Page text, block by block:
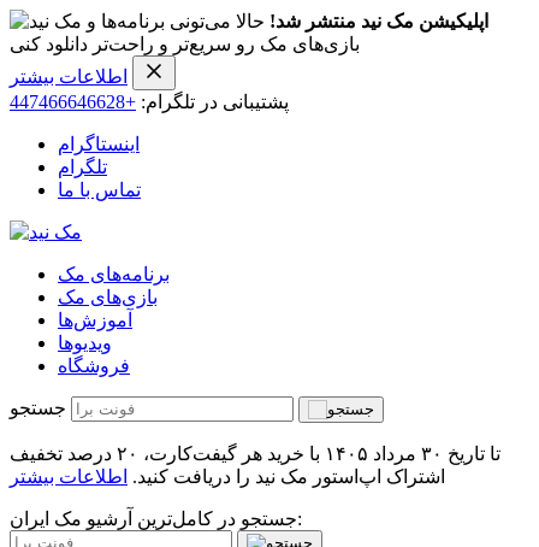
اپلیکیشن مک نید منتشر شد! حالا می‌تونی برنامه‌ها و
بازی‌های مک رو سریع‌تر و راحت‌تر دانلود کنی
اطلاعات بیشتر
پشتیبانی در تلگرام: +447466646628
اینستاگرام
تلگرام
تماس با ما
برنامه‌های مک
بازی‌های مک
آموزش‌ها
ویدیو‌ها
فروشگاه
جستجو
تا تاریخ ۳۰ مرداد ۱۴۰۵ با خرید هر گیفت‌کارت، ۲۰ درصد تخفیف
اشتراک اپ‌استور مک نید را دریافت کنید. اطلاعات بیشتر
جستجو در کامل‌ترین آرشیو مک ایران: